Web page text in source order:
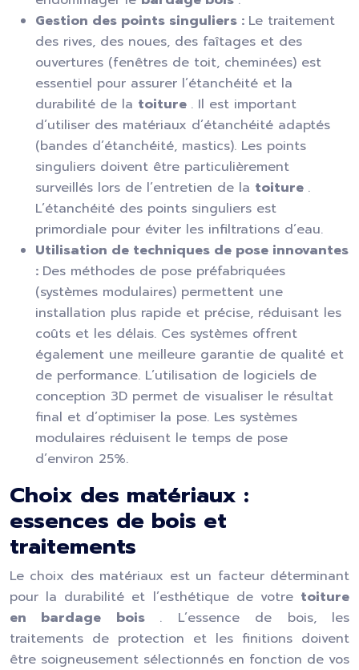
Gestion des points singuliers : Le traitement
des rives, des noues, des faîtages et des
ouvertures (fenêtres de toit, cheminées) est
essentiel pour assurer l’étanchéité et la
durabilité de la toiture . Il est important
d’utiliser des matériaux d’étanchéité adaptés
(bandes d’étanchéité, mastics). Les points
singuliers doivent être particulièrement
surveillés lors de l’entretien de la toiture .
L’étanchéité des points singuliers est
primordiale pour éviter les infiltrations d’eau.
Utilisation de techniques de pose innovantes
: Des méthodes de pose préfabriquées
(systèmes modulaires) permettent une
installation plus rapide et précise, réduisant les
coûts et les délais. Ces systèmes offrent
également une meilleure garantie de qualité et
de performance. L’utilisation de logiciels de
conception 3D permet de visualiser le résultat
final et d’optimiser la pose. Les systèmes
modulaires réduisent le temps de pose
d’environ 25%.
Choix des matériaux :
essences de bois et
traitements
Le choix des matériaux est un facteur déterminant
pour la durabilité et l’esthétique de votre toiture
en bardage bois . L’essence de bois, les
traitements de protection et les finitions doivent
être soigneusement sélectionnés en fonction de vos